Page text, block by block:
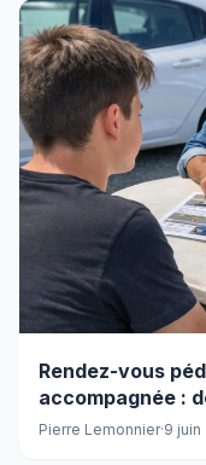
Rendez-vous
accompagnée :
Pierre Lemonnier·9 juin